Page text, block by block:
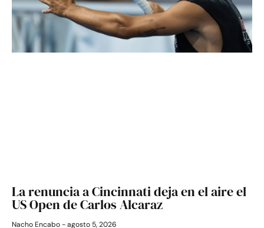
La renuncia a Cincinnati deja en el aire el
US Open de Carlos Alcaraz
Nacho Encabo agosto 5, 2026